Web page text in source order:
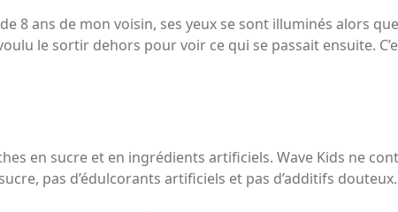
8 ans de mon voisin, ses yeux se sont illuminés alors
le sortir dehors pour voir ce qui se passait ensuite.
en sucre et en ingrédients artificiels. Wave Kids ne
pas d’édulcorants artificiels et pas d’additifs douteux.